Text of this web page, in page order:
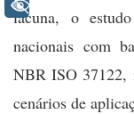
lacuna, o
nacionais com
NBR ISO 37122,
cenários de